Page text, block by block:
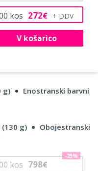
kos 272€
V košarico
g)
Enostranski barvni
g)
Obojestranski
kos 798€
-25%